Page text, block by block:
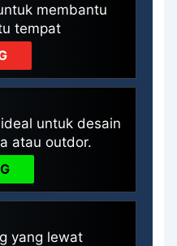
membantu
tempat
untuk desain
atau outdor.
yang lewat